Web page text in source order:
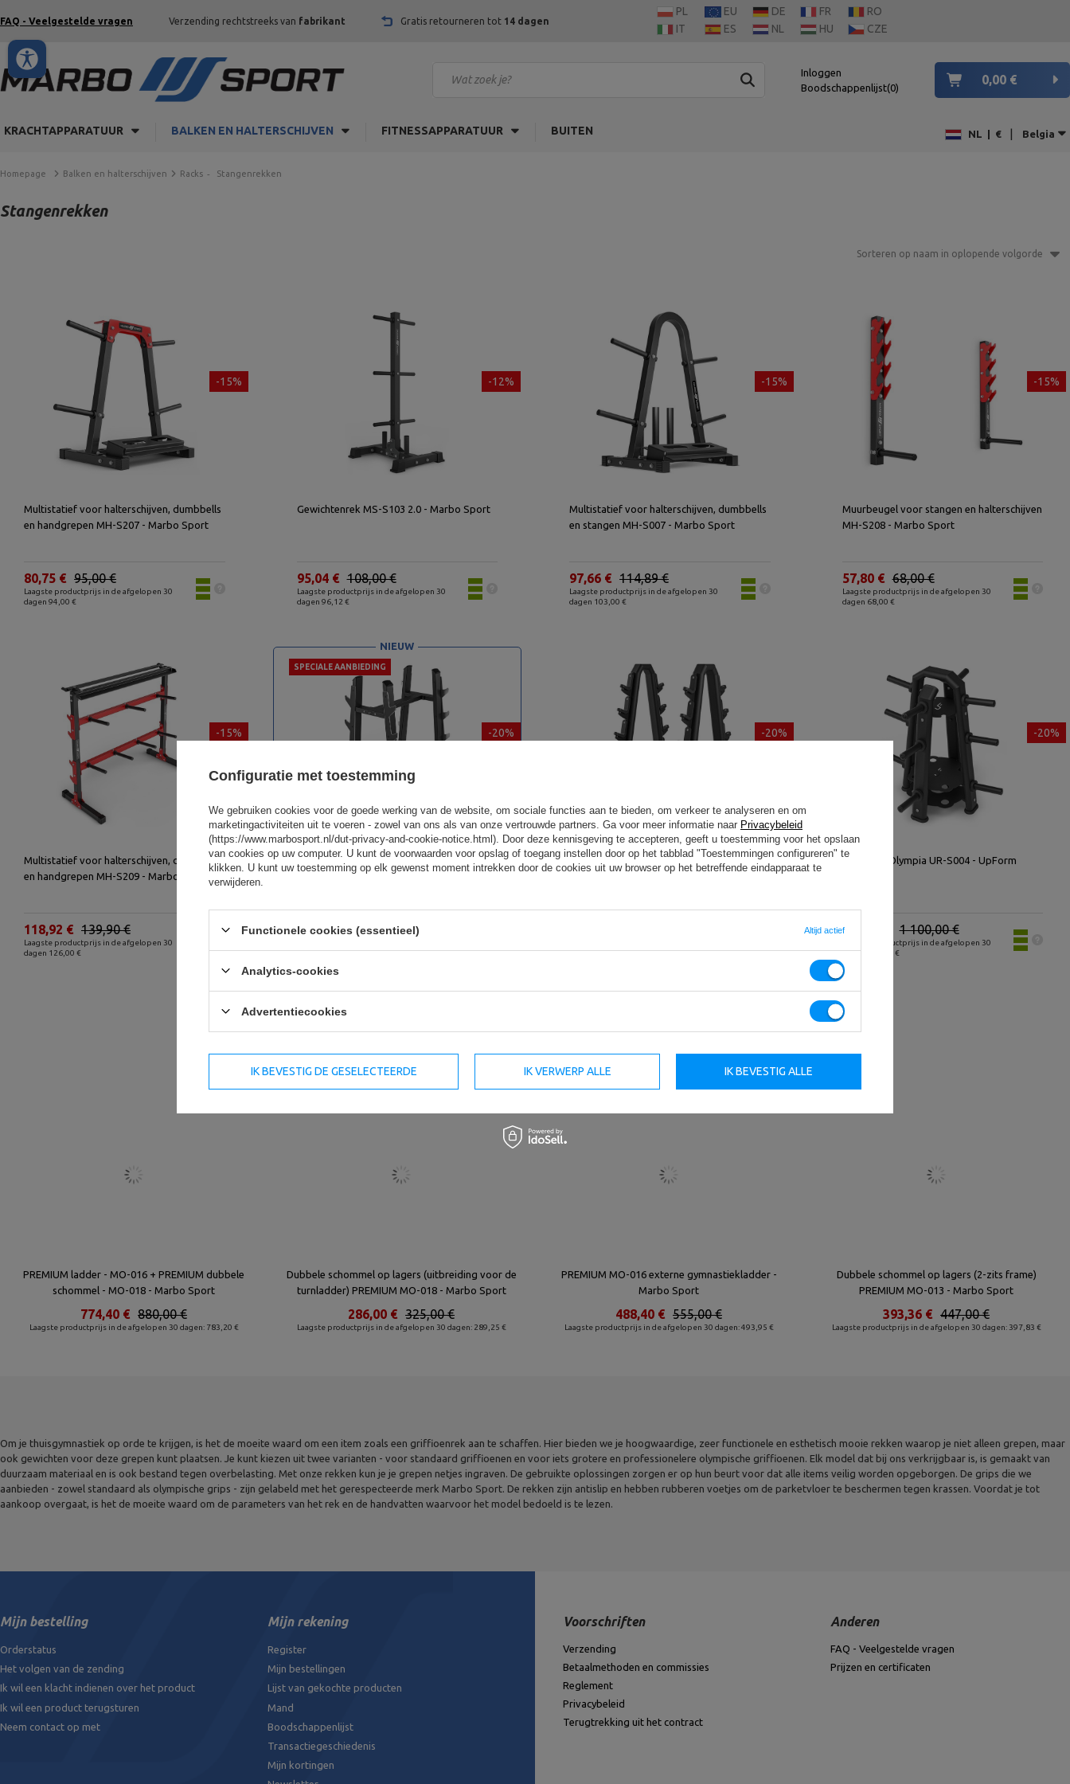
FAQ - Veelgestelde vragen Verzending rechtstreeks van fabrikant Gratis retourneren tot 14 dagen
PL EU DE FR
RO
IT
ES NL HU CZE
Inloggen
Boodschappenlijst 0
0,00 €
KRACHTAPPARATUUR BALKEN EN HALTERSCHIJVEN FITNESSAPPARATUUR BUITEN NL € | Belgia
Homepage Balken en halterschijven Racks Stangenrekken
Stangenrekken
Sorteren op naam in oplopende volgorde
-15%
Multistatief voor halterschijven, dumbbells
en handgrepen MH-S207 - Marbo Sport
Laagste productprijs in de afgelopen 30
dagen 94,00 €
95,00 €
80,75 €
-12%
Gewichtenrek MS-S103 2.0 - Marbo Sport
Laagste productprijs in de afgelopen 30
dagen 96,12 €
108,00 €
95,04 €
-15%
Multistatief voor halterschijven, dumbbells
en stangen MH-S007 - Marbo Sport
Laagste productprijs in de afgelopen 30
dagen 103,00 €
114,89 €
97,66 €
-15%
Muurbeugel voor stangen en halterschijven
MH-S208 - Marbo Sport
Laagste productprijs in de afgelopen 30
dagen 68,00 €
68,00 €
57,80 €
-15%
Multistatief voor halterschijven, dumbbells
en handgrepen MH-S209 - Marbo Sport
Laagste productprijs in de afgelopen 30
dagen 126,00 €
139,90 €
118,92 €
-20%
SPECIALE AANBIEDING
NIEUW
Halterrek UX-S213 - UpForm
dagen 774,00 €
799,00 €
639,20 €
-20%
Halterrek UR-S001 - UpForm
dagen 1 090,00 €
-20%
Halterrek Olympia UR-S004 - UpForm
Laagste productprijs in de afgelopen 30
dagen 952,00 €
1 100,00 €
880,00 €
Bestseller
PREMIUM ladder - MO-016 + PREMIUM dubbele
schommel - MO-018 - Marbo Sport
Laagste productprijs in de afgelopen 30 dagen: 783,20 €
880,00 €
774,40 €
Dubbele schommel op lagers (uitbreiding voor de
turnladder) PREMIUM MO-018 - Marbo Sport
Laagste productprijs in de afgelopen 30 dagen: 289,25 €
325,00 €
286,00 €
PREMIUM MO-016 externe gymnastiekladder -
Marbo Sport
Laagste productprijs in de afgelopen 30 dagen: 493,95 €
555,00 €
488,40 €
Dubbele schommel op lagers (2-zits frame)
PREMIUM MO-013 - Marbo Sport
Laagste productprijs in de afgelopen 30 dagen: 397,83 €
447,00 €
393,36 €
Om je thuisgymnastiek op orde te krijgen, is het de moeite waard om een item zoals een griffioenrek aan te schaffen. Hier bieden we je hoogwaardige, zeer functionele en esthetisch mooie rekken waarop je niet alleen grepen, maar
ook gewichten voor deze grepen kunt plaatsen. Je kunt kiezen uit twee varianten - voor standaard griffioenen en voor iets grotere en professionelere olympische griffioenen. Elk model dat bij ons verkrijgbaar is, is gemaakt van
duurzaam materiaal en is ook bestand tegen overbelasting. Met onze rekken kun je je grepen netjes ingraven. De gebruikte oplossingen zorgen er op hun beurt voor dat alle items veilig worden opgeborgen. De grips die we
aanbieden - zowel standaard als olympische grips - zijn gelabeld met het gerespecteerde merk Marbo Sport. De rekken zijn antislip en hebben rubberen voetjes om de parketvloer te beschermen tegen krassen. Voordat je tot
aankoop overgaat, is het de moeite waard om de parameters van het rek en de handvatten waarvoor het model bedoeld is te lezen.
Mijn bestelling
Orderstatus
Het volgen van de zending
Ik wil een klacht indienen over het product
Ik wil een product terugsturen
Neem contact op met
Mijn rekening
Register
Mijn bestellingen
Lijst van gekochte producten
Mand
Boodschappenlijst
Transactiegeschiedenis
Mijn kortingen
Voorschriften
Verzending
Betaalmethoden en commissies
Reglement
Privacybeleid
Terugtrekking uit het contract
Anderen
FAQ - Veelgestelde vragen
Prijzen en certificaten
Configuratie met toestemming
We gebruiken cookies voor de goede werking van de website, om sociale functies aan te bieden, om verkeer te analyseren en om
marketingactiviteiten uit te voeren - zowel van ons als van onze vertrouwde partners. Ga voor meer informatie naar Privacybeleid
(https://www.marbosport.nl/dut-privacy-and-cookie-notice.html). Door deze kennisgeving te accepteren, geeft u toestemming voor het opslaan
van cookies op uw computer. U kunt de voorwaarden voor opslag of toegang instellen door op het tabblad "Toestemmingen configureren" te
klikken. U kunt uw toestemming op elk gewenst moment intrekken door de cookies uit uw browser op het betreffende eindapparaat te
verwijderen.
Functionele cookies (essentieel) Altijd actief
Analytics-cookies
Advertentiecookies
IK BEVESTIG DE GESELECTEERDE IK VERWERP ALLE IK BEVESTIG ALLE